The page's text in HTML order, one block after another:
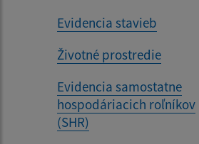
Evidencia stavieb
Životné prostredie
Evidencia samostatne
hospodáriacich roľníkov
(SHR)